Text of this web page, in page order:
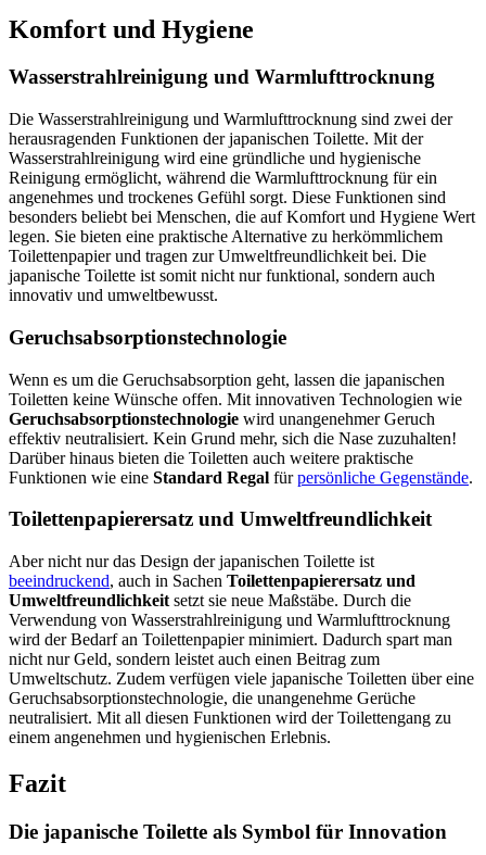
Komfort und Hygiene
Wasserstrahlreinigung und Warmlufttrocknung
Die Wasserstrahlreinigung und Warmlufttrocknung sind zwei der
herausragenden Funktionen der japanischen Toilette. Mit der
Wasserstrahlreinigung wird eine gründliche und hygienische
Reinigung ermöglicht, während die Warmlufttrocknung für ein
angenehmes und trockenes Gefühl sorgt. Diese Funktionen sind
besonders beliebt bei Menschen, die auf Komfort und Hygiene Wert
legen. Sie bieten eine praktische Alternative zu herkömmlichem
Toilettenpapier und tragen zur Umweltfreundlichkeit bei. Die
japanische Toilette ist somit nicht nur funktional, sondern auch
innovativ und umweltbewusst.
Geruchsabsorptionstechnologie
Wenn es um die Geruchsabsorption geht, lassen die japanischen
Toiletten keine Wünsche offen. Mit innovativen Technologien wie
Geruchsabsorptionstechnologie wird unangenehmer Geruch
effektiv neutralisiert. Kein Grund mehr, sich die Nase zuzuhalten!
Darüber hinaus bieten die Toiletten auch weitere praktische
Funktionen wie eine Standard Regal fürpersönliche Gegenstände.
Toilettenpapierersatz und Umweltfreundlichkeit
Aber nicht nur das Design der japanischen Toilette ist
beeindruckend, auch in Sachen Toilettenpapierersatz und
Umweltfreundlichkeit setzt sie neue Maßstäbe. Durch die
Verwendung von Wasserstrahlreinigung und Warmlufttrocknung
wird der Bedarf an Toilettenpapier minimiert. Dadurch spart man
nicht nur Geld, sondern leistet auch einen Beitrag zum
Umweltschutz. Zudem verfügen viele japanische Toiletten über eine
Geruchsabsorptionstechnologie, die unangenehme Gerüche
neutralisiert. Mit all diesen Funktionen wird der Toilettengang zu
einem angenehmen und hygienischen Erlebnis.
Fazit
Die japanische Toilette als Symbol für Innovation